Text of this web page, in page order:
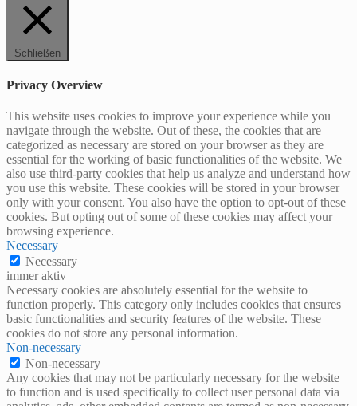
Schließen
Privacy Overview
This website uses cookies to improve your experience while you
navigate through the website. Out of these, the cookies that are
categorized as necessary are stored on your browser as they are
essential for the working of basic functionalities of the website. We
also use third-party cookies that help us analyze and understand how
you use this website. These cookies will be stored in your browser
only with your consent. You also have the option to opt-out of these
cookies. But opting out of some of these cookies may affect your
browsing experience.
Necessary
Necessary
immer aktiv
Necessary cookies are absolutely essential for the website to
function properly. This category only includes cookies that ensures
basic functionalities and security features of the website. These
cookies do not store any personal information.
Non-necessary
Non-necessary
Any cookies that may not be particularly necessary for the website
to function and is used specifically to collect user personal data via